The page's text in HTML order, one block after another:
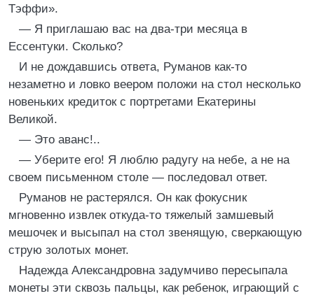
Тэффи».
— Я приглашаю вас на два-три месяца в
Ессентуки. Сколько?
И не дождавшись ответа, Руманов как-то
незаметно и ловко веером положи на стол несколько
новеньких кредиток с портретами Екатерины
Великой.
— Это аванс!..
— Уберите его! Я люблю радугу на небе, а не на
своем письменном столе — последовал ответ.
Руманов не растерялся. Он как фокусник
мгновенно извлек откуда-то тяжелый замшевый
мешочек и высыпал на стол звенящую, сверкающую
струю золотых монет.
Надежда Александровна задумчиво пересыпала
монеты эти сквозь пальцы, как ребенок, играющий с